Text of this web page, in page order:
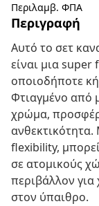
Περιλαμβ. ΦΠΑ
Περιγραφή
Αυτό το σετ
είναι μια
οποιοδήποτε
Φτιαγμένο από
χρώμα,
ανθεκτικότητα.
flexibility,
σε ατομικούς
περιβάλλον
στον ύπαιθρο.